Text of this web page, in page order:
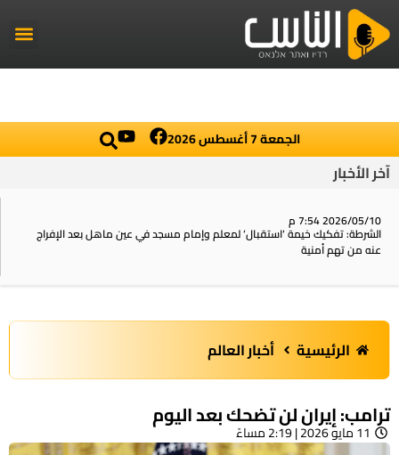
الجمعة 7 أغسطس 2026
آخر الأخبار
2026/05/10 7:54 م
الشرطة: تفكيك خيمة ‘استقبال‘ لمعلم وإمام مسجد في عين ماهل بعد الإفراج
عنه من تهم أمنية
الرئيسية أخبار العالم
ترامب: إيران لن تضحك بعد اليوم
11 مايو 2026 | 2:19 مساءً